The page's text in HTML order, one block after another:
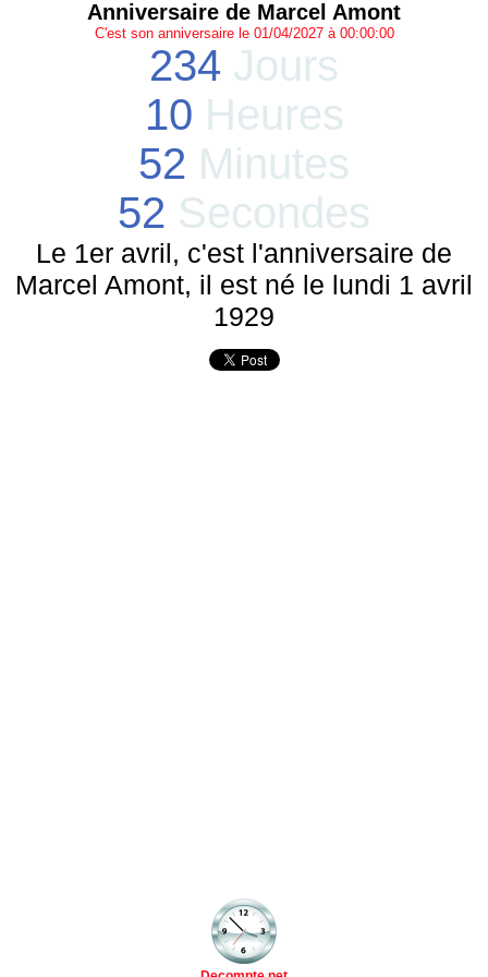
Anniversaire de Marcel Amont
C'est son anniversaire le 01/04/2027 à 00:00:00
234 Jours
10 Heures
52 Minutes
52 Secondes
Le 1er avril, c'est l'anniversaire de
Marcel Amont, il est né le lundi 1 avril
1929